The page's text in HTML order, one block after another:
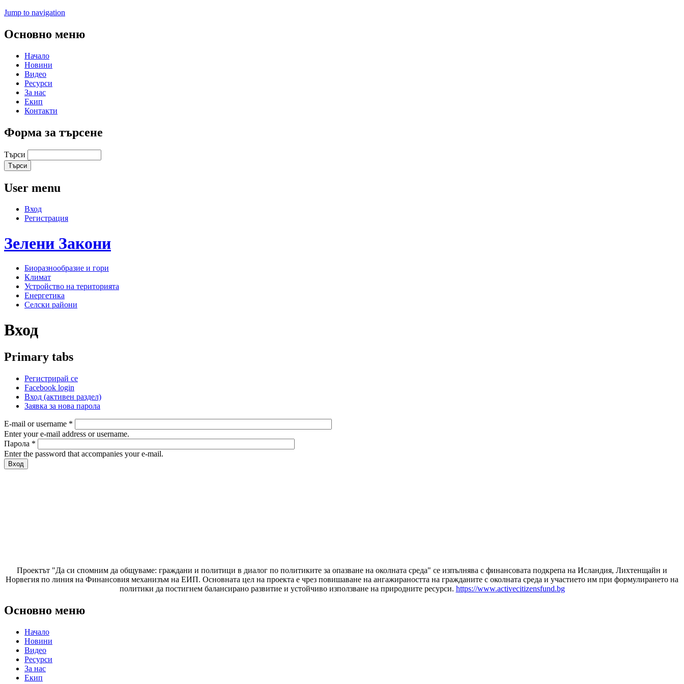
Jump to navigation
Основно меню
Начало
Новини
Видео
Ресурси
За нас
Екип
Контакти
Форма за търсене
Търси
User menu
Вход
Регистрация
Зелени Закони
Биоразнообразие и гори
Климат
Устройство на територията
Енергетика
Селски райони
Вход
Primary tabs
Регистрирай се
Facebook login
Вход (активен раздел)
Заявка за нова парола
E-mail or username *
Enter your e-mail address or username.
Парола *
Enter the password that accompanies your e-mail.
Проектът "Да си спомним да общуваме: граждани и политици в диалог по политиките за опазване на околната среда" се изпълнява с финансовата подкрепа на Исландия, Лихтенщайн и
Норвегия по линия на Финансовия механизъм на ЕИП. Основната цел на проекта е чрез повишаване на ангажираността на гражданите с околната среда и участието им при формулирането на
политики да постигнем балансирано развитие и устойчиво използване на природните ресурси. https://www.activecitizensfund.bg
Основно меню
Начало
Новини
Видео
Ресурси
За нас
Екип